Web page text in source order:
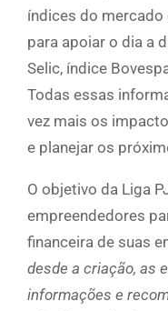
índices do
para apoiar o dia a
Selic, índice
Todas essas
vez mais os
e planejar os
O objetivo da Liga
empreendedores
financeira de suas
desde a criação, as
informações e